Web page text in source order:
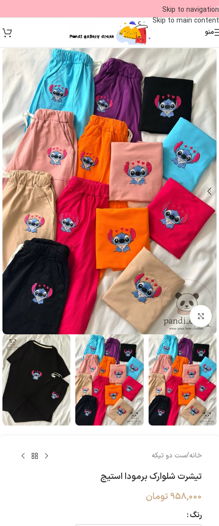
Skip to navigation
Skip to main content
09
منو
بزرگنمایی تصویر
خانه/ست دو تیکه
تیشرت شلوارک برمودا استیج
958,000 تومان
رنگ